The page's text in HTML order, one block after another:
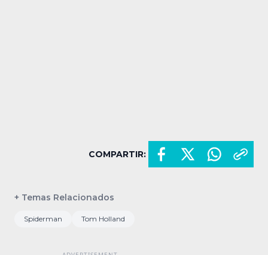
COMPARTIR:
+ Temas Relacionados
Spiderman Tom Holland